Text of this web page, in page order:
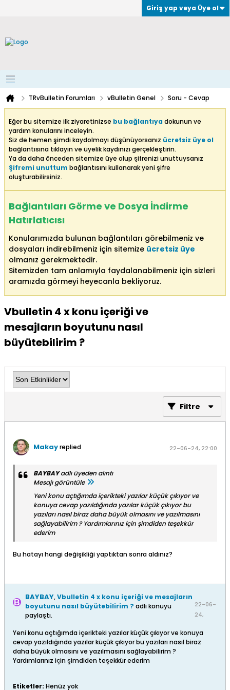
Giriş yap veya Üye ol
TRvBulletin Forumları vBulletin Genel Soru - Cevap
Eğer bu sitemize ilk ziyaretinizse bu bağlantıyadokunun ve
yardım konularını inceleyin.
Siz de hemen şimdi kaydolmayı düşünüyorsanız ücretsiz üye ol
bağlantısına tıklayın ve üyelik kaydınızı gerçekleştirin.
Ya da daha önceden sitemize üye olup şifrenizi unuttuysanız
Şifremi unuttum bağlantısını kullanarak yeni şifre
oluşturabilirsiniz.
Bağlantıları Görme ve Dosya İndirme
Hatırlatıcısı
Konularımızda bulunan bağlantıları görebilmeniz ve
dosyaları indirebilmeniz için sitemize ücretsiz üye
olmanız gerekmektedir.
Sitemizden tam anlamıyla faydalanabilmeniz için sizleri
aramızda görmeyi heyecanla bekliyoruz.
Vbulletin 4 x konu içeriği ve
mesajların boyutunu nasıl
büyütebilirim ?
Filtre
Makayreplied 22-06-24, 22:00
BAYBAYadlı üyeden alıntı
Mesajı görüntüle
Yeni konu açtığımda içerikteki yazılar küçük çıkıyor ve
konuya cevap yazıldığında yazılar küçük çıkıyor bu
yazıları nasıl biraz daha büyük olmasını ve yazılmasını
sağlayabilirim ? Yardımlarınız için şimdiden teşekkür
ederim
Bu hatayı hangi değişikliği yaptıktan sonra aldınız?
BAYBAY,Vbulletin 4 x konu içeriği ve mesajların
boyutunu nasıl büyütebilirim ? adlı konuyu
paylaştı.
22-06-
24,
Yeni konu açtığımda içerikteki yazılar küçük çıkıyor ve konuya
cevap yazıldığında yazılar küçük çıkıyor bu yazıları nasıl biraz
daha büyük olmasını ve yazılmasını sağlayabilirim ?
Yardımlarınız için şimdiden teşekkür ederim
Etiketler: Henüz yok